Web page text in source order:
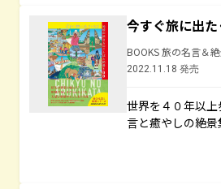
今すぐ旅に出
BOOKS 旅の名言＆
2022.11.18 発売
世界を４０年以
言と癒やしの絶景